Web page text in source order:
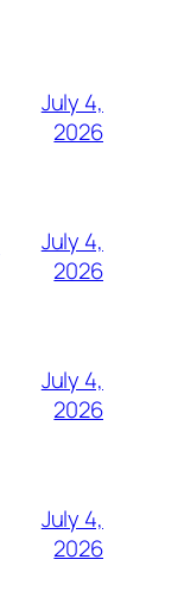
July 4,
2026
July 4,
2026
July 4,
2026
July 4,
2026